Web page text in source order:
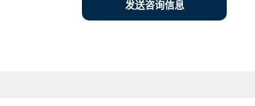
发送咨询信息